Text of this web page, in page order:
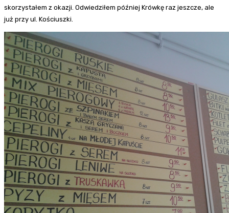
skorzystałem z okazji. Odwiedziłem później Krówkę raz jeszcze, ale
już przy ul. Kościuszki.